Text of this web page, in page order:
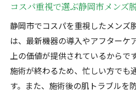
る理由
安さと高効果を両立するメ
静岡メンズ脱毛で効果
イント
脱毛技術とコストを比
コスパ重視で選ぶ静岡市メンズ
静岡市でコスパを重視したメンズ
は、最新機器の導入やアフターケ
上の価値が提供されているからで
施術が終わるため、忙しい方でも
す。また、施術後の肌トラブルを